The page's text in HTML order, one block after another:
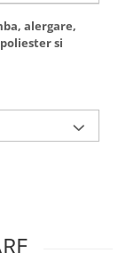
alergare,
si